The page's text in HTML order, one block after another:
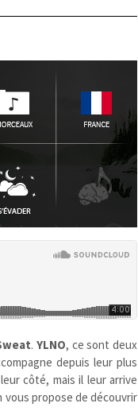
.YLNO, ce sont deux
depuis leur plus
côté, mais il leur arrive
vous propose de découvrir